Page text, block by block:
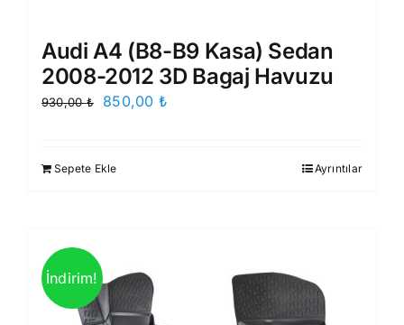
Audi A4 (B8-B9 Kasa) Sedan
2008-2012 3D Bagaj Havuzu
930,00₺
Orijinal
850,00 ₺
Sepete Ekle Ayrıntılar
İndirim!